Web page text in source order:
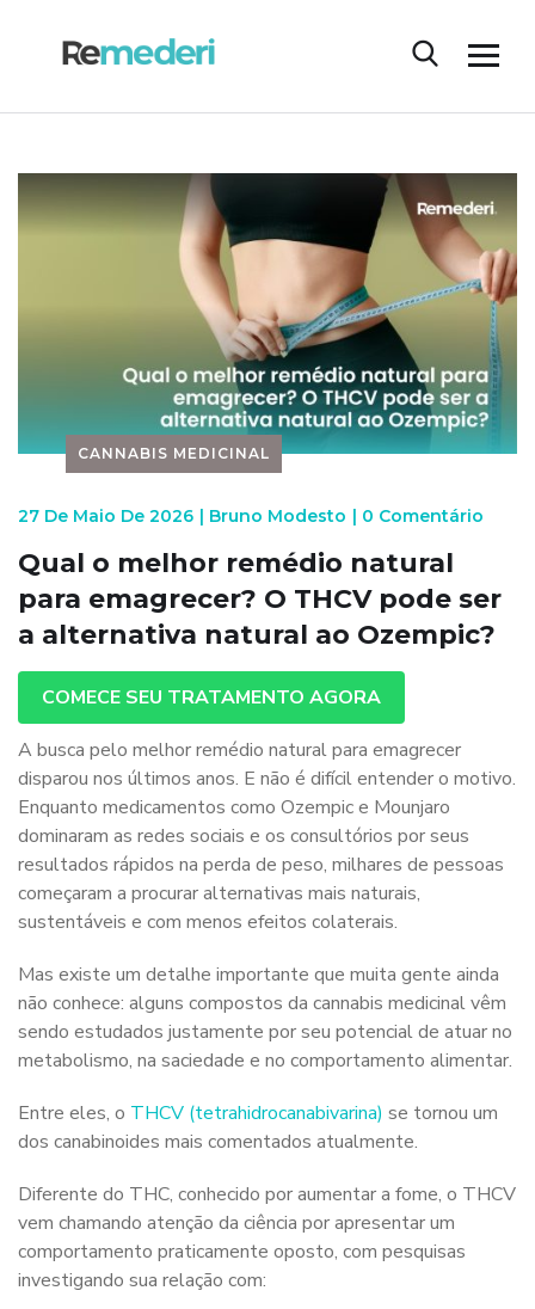
CANNABIS MEDICINAL
27 De Maio De 2026 | Bruno Modesto | 0 Comentário
Qual o melhor remédio natural
para emagrecer? O THCV pode ser
a alternativa natural ao Ozempic?
COMECE SEU TRATAMENTO AGORA
A busca pelo melhor remédio natural para emagrecer
disparou nos últimos anos. E não é difícil entender o motivo.
Enquanto medicamentos como Ozempic e Mounjaro
dominaram as redes sociais e os consultórios por seus
resultados rápidos na perda de peso, milhares de pessoas
começaram a procurar alternativas mais naturais,
sustentáveis e com menos efeitos colaterais.
Mas existe um detalhe importante que muita gente ainda
não conhece: alguns compostos da cannabis medicinal vêm
sendo estudados justamente por seu potencial de atuar no
metabolismo, na saciedade e no comportamento alimentar.
Entre eles, o THCV (tetrahidrocanabivarina) se tornou um
dos canabinoides mais comentados atualmente.
Diferente do THC, conhecido por aumentar a fome, o THCV
vem chamando atenção da ciência por apresentar um
comportamento praticamente oposto, com pesquisas
investigando sua relação com: